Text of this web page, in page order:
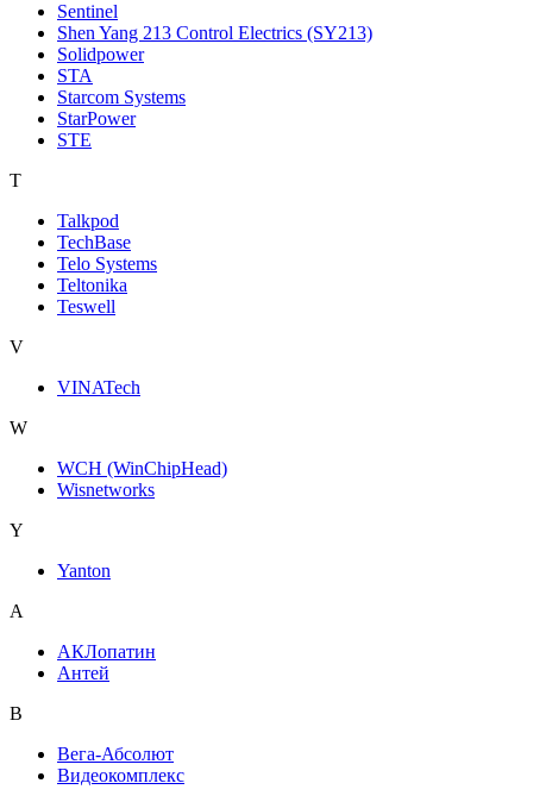
Sentinel
Shen Yang 213 Control Electrics (SY213)
Solidpower
STA
Starcom Systems
StarPower
STE
T
Talkpod
TechBase
Telo Systems
Teltonika
Teswell
V
VINATech
W
WCH (WinChipHead)
Wisnetworks
Y
Yanton
А
АКЛопатин
Антей
В
Вега-Абсолют
Видеокомплекс